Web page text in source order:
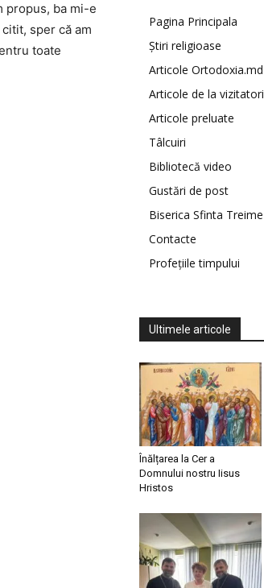
propus, ba mi-e
sper că am
toate
Pagina Principala
Știri religioase
Articole Ortodoxia.md
Articole de la vizitatori
Articole preluate
Tâlcuiri
Bibliotecă video
Gustări de post
Biserica Sfinta Treime
Contacte
Profețiile timpului
Ultimele articole
Înălțarea la Cer a
Domnului nostru Iisus
Hristos